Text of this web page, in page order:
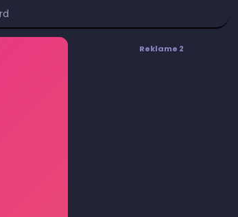
Reklame 2